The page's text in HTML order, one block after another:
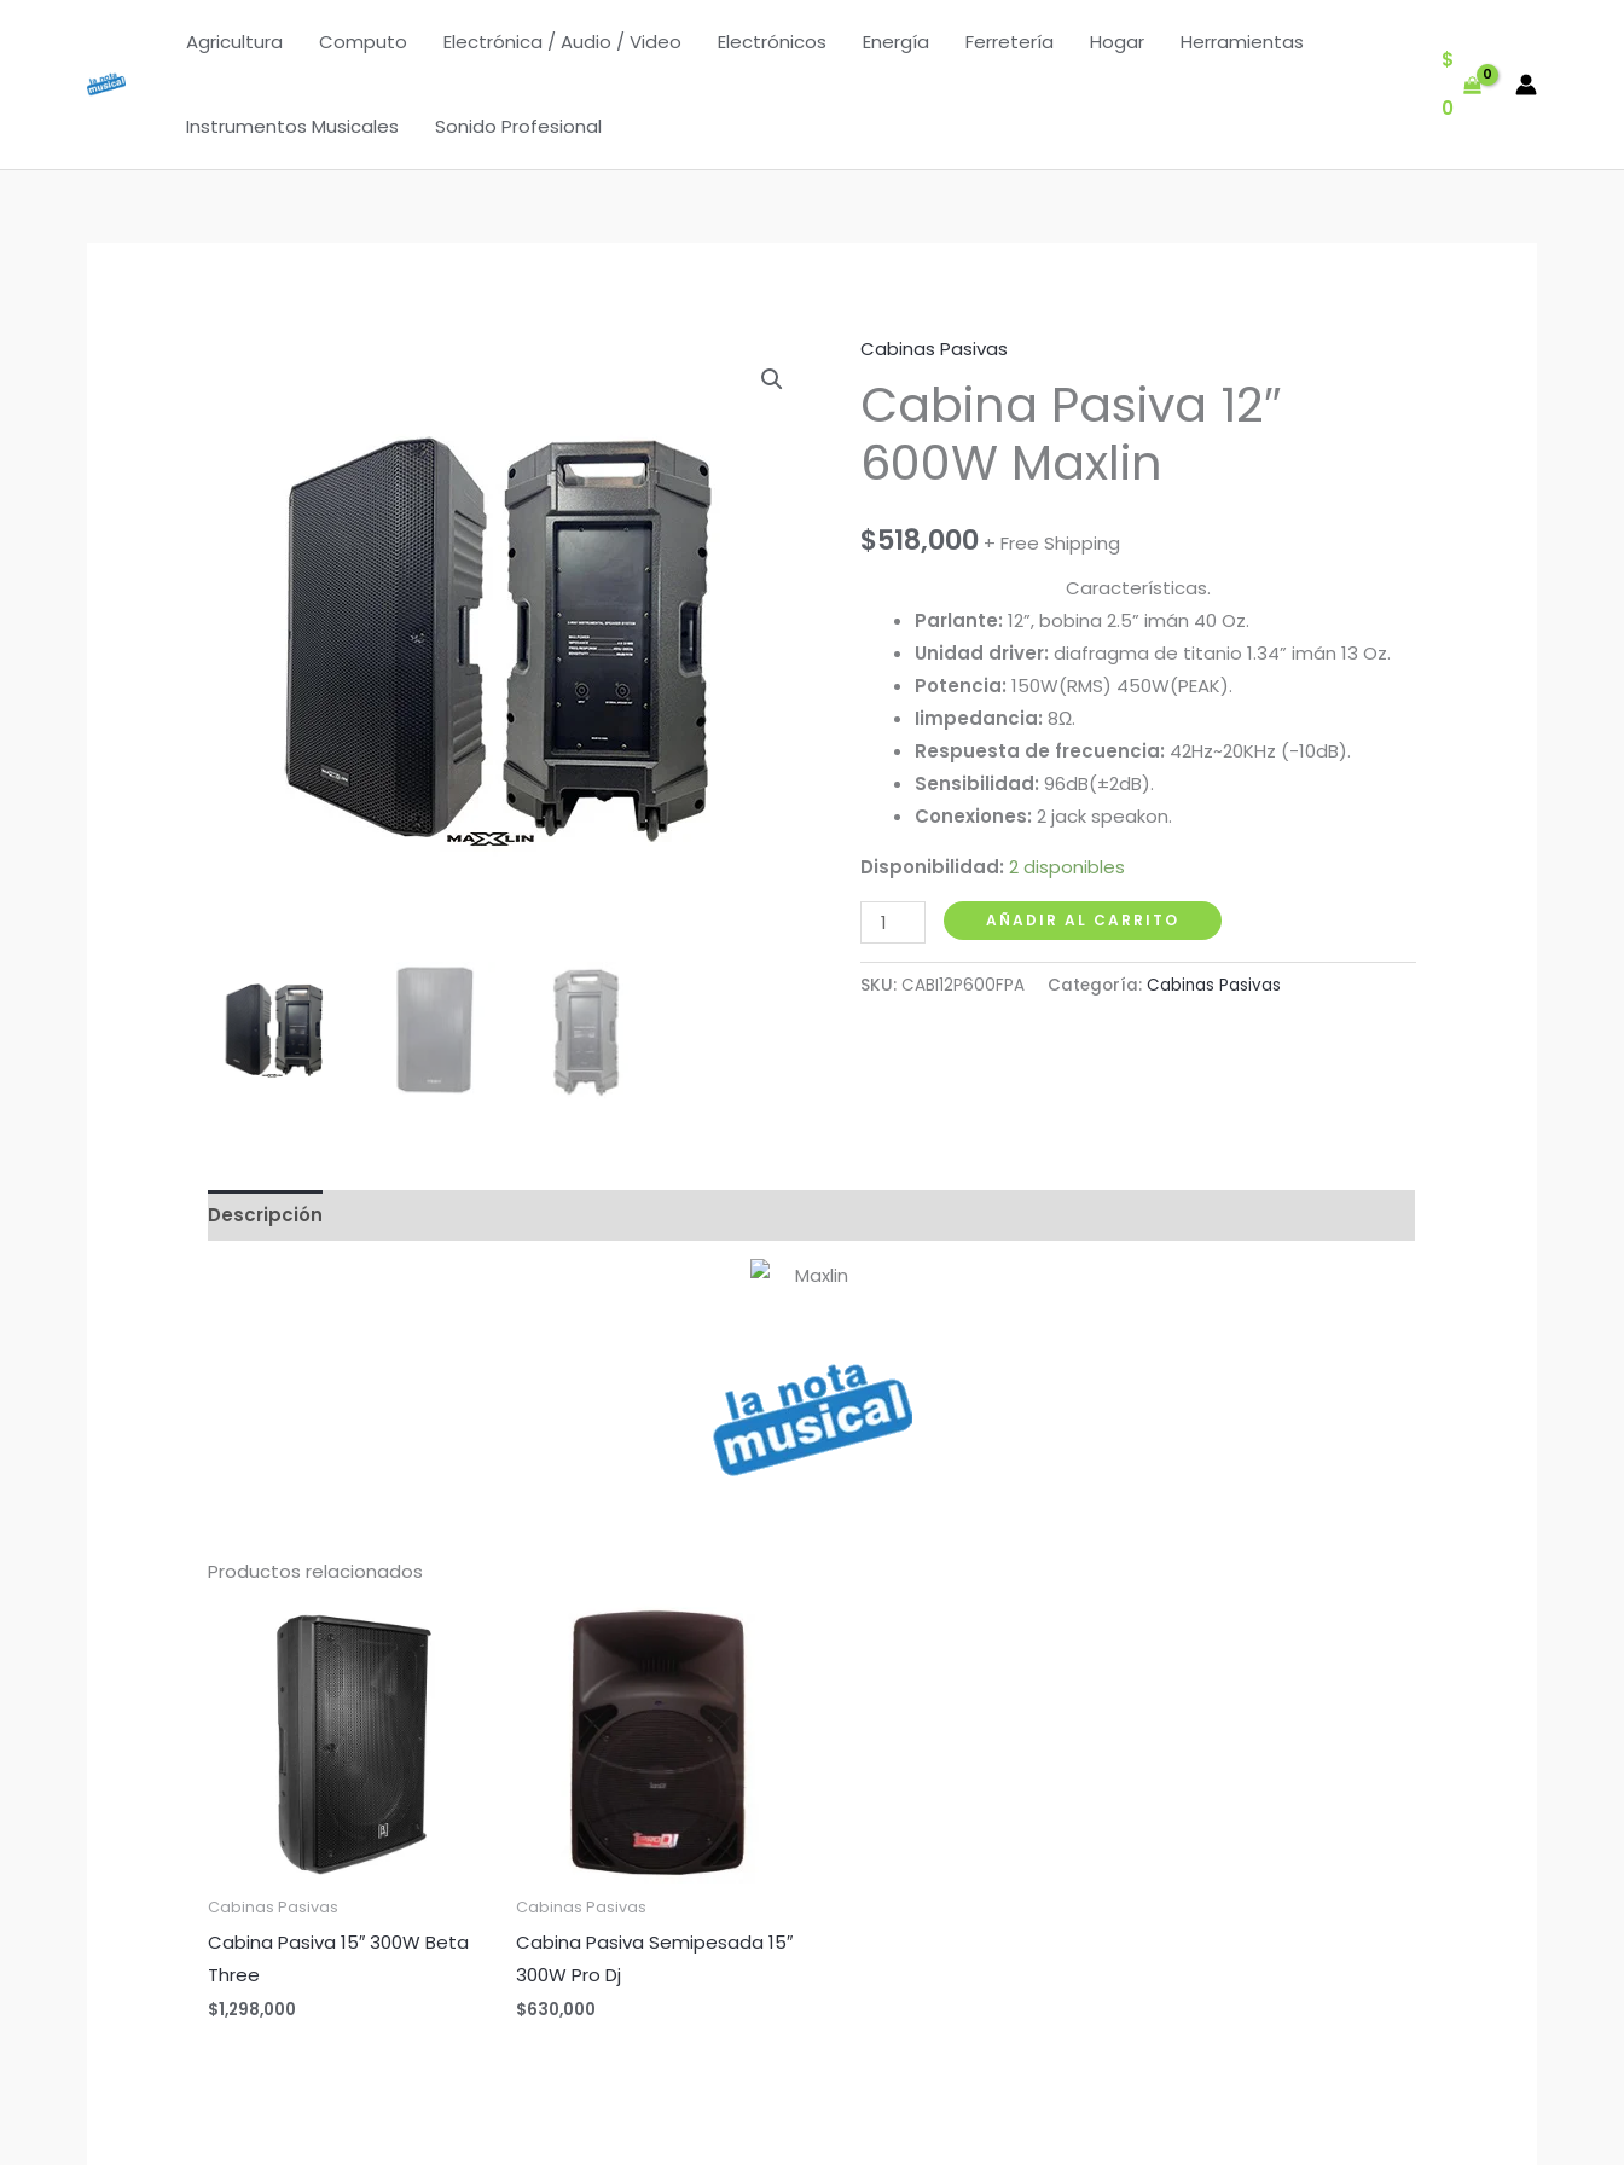
contenido
Agricultura Computo Electrónica / Audio / Video Electrónicos Energía Ferretería Hogar Herramientas
Instrumentos Musicales Sonido Profesional
$
0
Cabinas Pasivas
Cabina Pasiva 12″
600W Maxlin
$518,000 + Free Shipping
Características.
Parlante: 12”, bobina 2.5” imán 40 Oz.
Unidad driver: diafragma de titanio 1.34” imán 13 Oz.
Potencia: 150W(RMS) 450W(PEAK).
Iimpedancia: 8Ω.
Respuesta de frecuencia: 42Hz~20KHz (-10dB).
Sensibilidad: 96dB(±2dB).
Conexiones: 2 jack speakon.
Disponibilidad: 2 disponibles
Cabina
Pasiva
12"
AÑADIR AL CARRITO
SKU: CABI12P600FPA Categoría: Cabinas Pasivas
Descripción
Productos relacionados
Cabinas Pasivas
Cabina Pasiva 15″ 300W Beta
Three
$1,298,000
Cabinas Pasivas
Cabina Pasiva Semipesada 15″
300W Pro Dj
$630,000